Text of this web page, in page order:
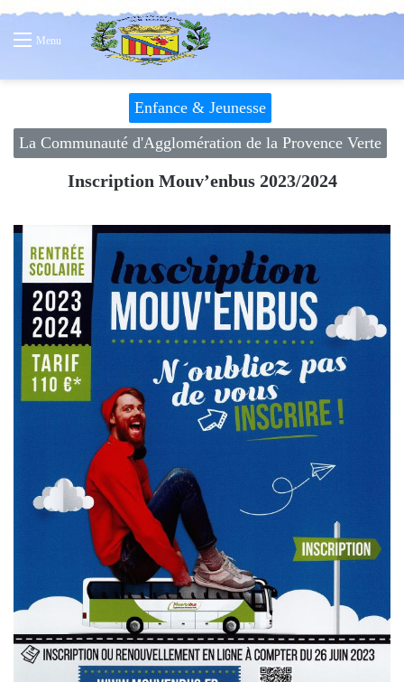
Menu
Enfance & Jeunesse
La Communauté d'Agglomération de la Provence Verte
Inscription Mouv’enbus 2023/2024